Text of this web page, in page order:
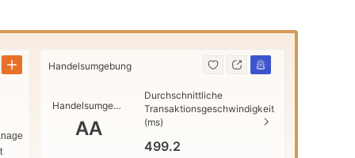
Handelsumgebung
Handelsumgebung
AA
Durchschnittliche
Transaktionsgeschwindigkeit
(ms)
499.2